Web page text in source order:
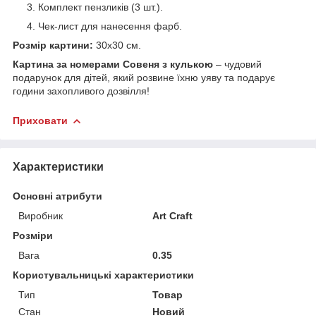
Комплект пензликів (3 шт.).
Чек-лист для нанесення фарб.
Розмір картини: 30х30 см.
Картина за номерами Совеня з кулькою – чудовий
подарунок для дітей, який розвине їхню уяву та подарує
години захопливого дозвілля!
Приховати
Характеристики
Основні атрибути
Виробник
Art Craft
Розміри
Вага
0.35
Користувальницькі характеристики
Тип
Товар
Стан
Новий